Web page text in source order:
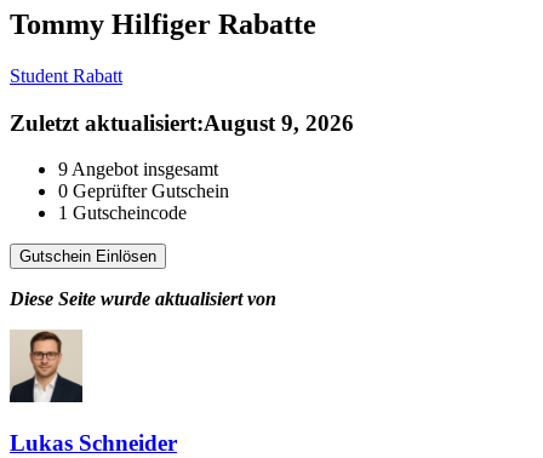
Tommy Hilfiger Rabatte
Student Rabatt
Zuletzt aktualisiert:August 9, 2026
9Angebot insgesamt
0 Geprüfter Gutschein
1 Gutscheincode
Gutschein Einlösen
Diese Seite wurde aktualisiert von
Lukas Schneider